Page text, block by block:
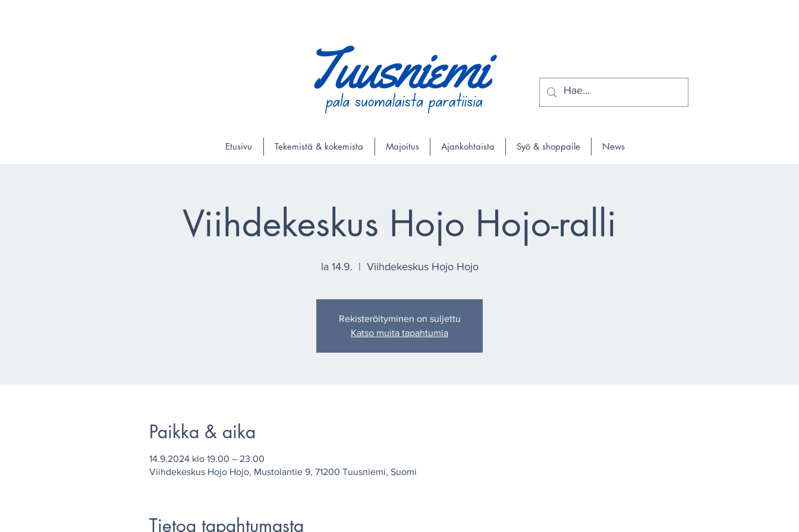
Etusivu Tekemistä & kokemista Majoitus Ajankohtaista Syö & shoppaile News
Viihdekeskus Hojo Hojo-ralli
la 14.9.
  |
Viihdekeskus Hojo Hojo
Rekisteröityminen on suljettu
Katso muita tapahtumia
Paikka & aika
14.9.2024 klo 19.00 – 23.00
Viihdekeskus Hojo Hojo, Mustolantie 9, 71200 Tuusniemi, Suomi
Tietoa tapahtumasta